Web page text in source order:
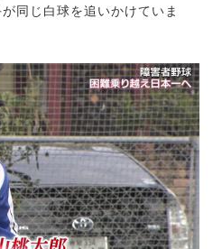
同じ白球を追いかけていま